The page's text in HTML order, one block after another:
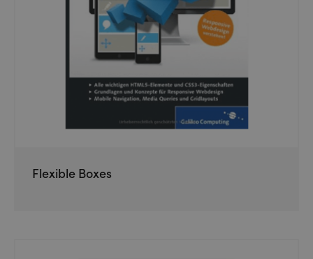
Flexible Boxes